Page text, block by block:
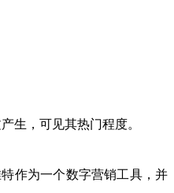
生，可见其热门程度。
作为一个数字营销工具，并